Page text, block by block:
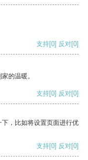
支持[0] 反对[0]
的温暖。
支持[0] 反对[0]
，比如将设置页面进行优
支持[0] 反对[0]